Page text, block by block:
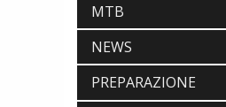
MTB
NEWS
PREPARAZIONE